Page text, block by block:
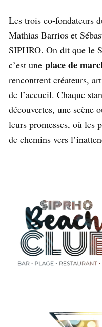
Les trois co-fondateurs
Mathias Barrios et
SIPHRO. On dit que le
c’est une place de
rencontrent créateurs,
de l’accueil. Chaque
découvertes, une scène
leurs promesses, où les
de chemins vers